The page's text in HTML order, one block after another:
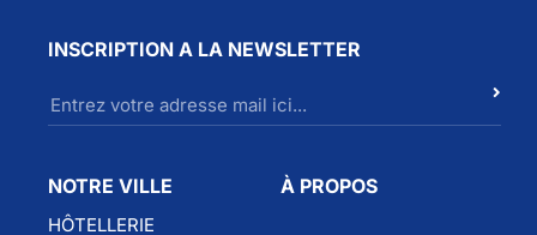
INSCRIPTION A LA NEWSLETTER
NOTRE VILLE
HÔTELLERIE
À PROPOS